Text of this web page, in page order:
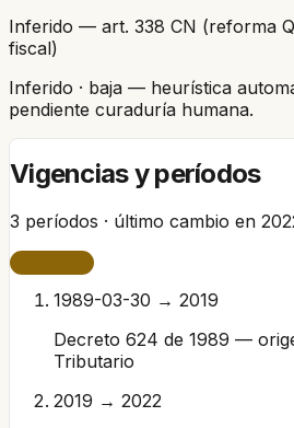
Inferido — art. 338 CN (reforma
fiscal)
Inferido · baja — heurística
pendiente curaduría humana.
Vigencias y períodos
3 períodos · último cambio en
1989-03-30 → 2019
Decreto 624 de 1989 —
Tributario
2019 → 2022